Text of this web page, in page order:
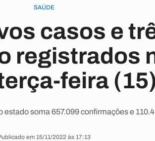
SAÚDE
casos e
registrados
feira (15)
estado soma 657.099 confirmações e
em 15/11/2022 às 17:13